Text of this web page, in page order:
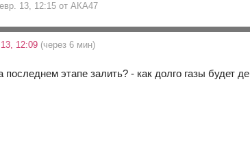
13, 12:15 от АКА47
12:09 (через 6 мин)
последнем этапе залить? - как долго газы будет